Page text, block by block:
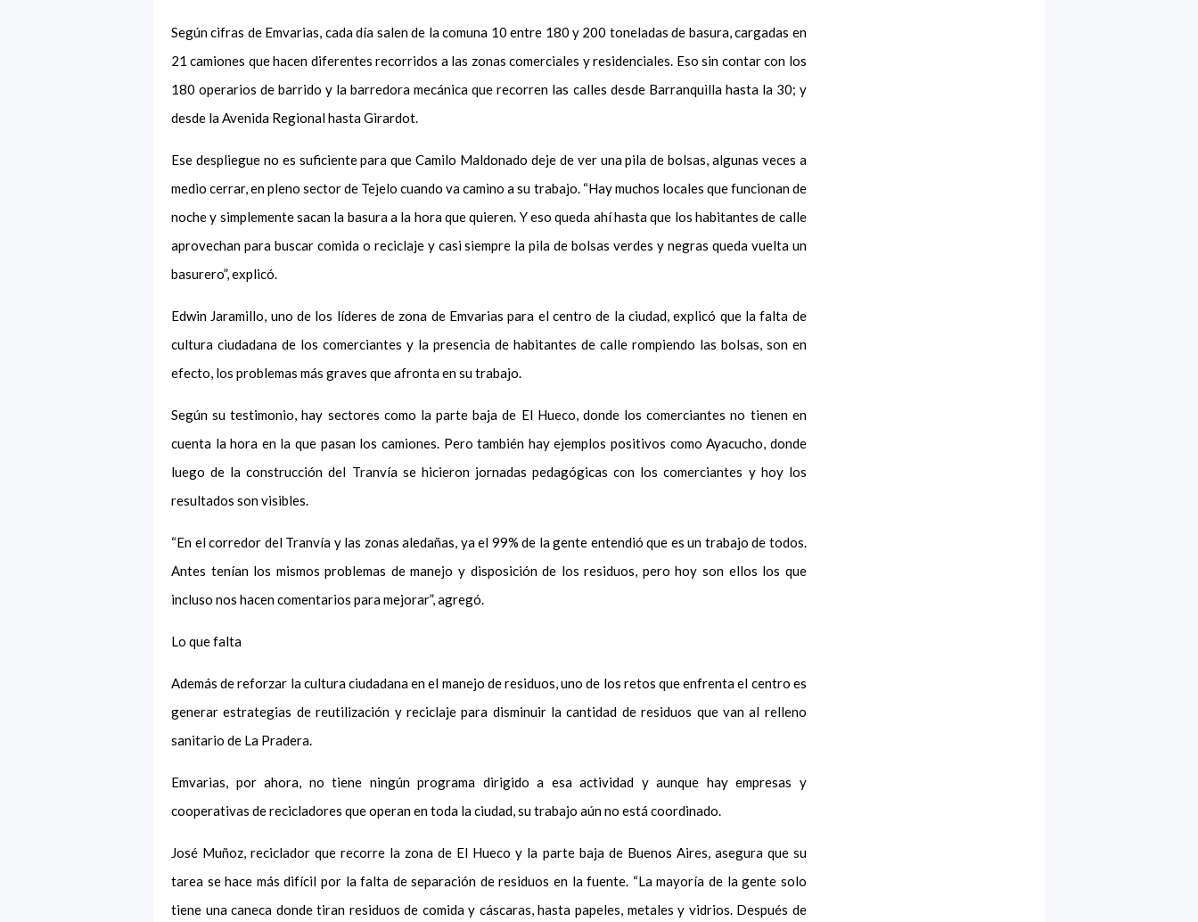
Según cifras de Emvarias, cada día salen de la comuna 10 entre 180 y 200 toneladas de basura, cargadas en
21 camiones que hacen diferentes recorridos a las zonas comerciales y residenciales. Eso sin contar con los
180 operarios de barrido y la barredora mecánica que recorren las calles desde Barranquilla hasta la 30; y
desde la Avenida Regional hasta Girardot.
Ese despliegue no es suficiente para que Camilo Maldonado deje de ver una pila de bolsas, algunas veces a
medio cerrar, en pleno sector de Tejelo cuando va camino a su trabajo. “Hay muchos locales que funcionan de
noche y simplemente sacan la basura a la hora que quieren. Y eso queda ahí hasta que los habitantes de calle
aprovechan para buscar comida o reciclaje y casi siempre la pila de bolsas verdes y negras queda vuelta un
basurero”, explicó.
Edwin Jaramillo, uno de los líderes de zona de Emvarias para el centro de la ciudad, explicó que la falta de
cultura ciudadana de los comerciantes y la presencia de habitantes de calle rompiendo las bolsas, son en
efecto, los problemas más graves que afronta en su trabajo.
Según su testimonio, hay sectores como la parte baja de El Hueco, donde los comerciantes no tienen en
cuenta la hora en la que pasan los camiones. Pero también hay ejemplos positivos como Ayacucho, donde
luego de la construcción del Tranvía se hicieron jornadas pedagógicas con los comerciantes y hoy los
resultados son visibles.
“En el corredor del Tranvía y las zonas aledañas, ya el 99% de la gente entendió que es un trabajo de todos.
Antes tenían los mismos problemas de manejo y disposición de los residuos, pero hoy son ellos los que
incluso nos hacen comentarios para mejorar”, agregó.
Lo que falta
Además de reforzar la cultura ciudadana en el manejo de residuos, uno de los retos que enfrenta el centro es
generar estrategias de reutilización y reciclaje para disminuir la cantidad de residuos que van al relleno
sanitario de La Pradera.
Emvarias, por ahora, no tiene ningún programa dirigido a esa actividad y aunque hay empresas y
cooperativas de recicladores que operan en toda la ciudad, su trabajo aún no está coordinado.
José Muñoz, reciclador que recorre la zona de El Hueco y la parte baja de Buenos Aires, asegura que su
tarea se hace más difícil por la falta de separación de residuos en la fuente. “La mayoría de la gente solo
tiene una caneca donde tiran residuos de comida y cáscaras, hasta papeles, metales y vidrios. Después de